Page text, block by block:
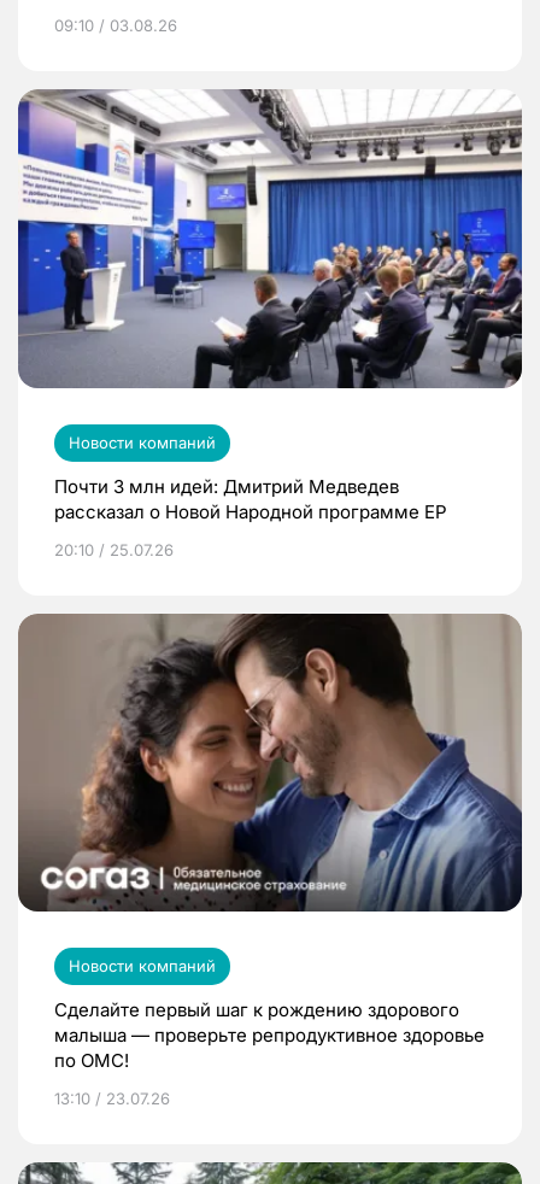
09:10 / 03.08.26
Новости компаний
Почти 3 млн идей: Дмитрий Медведев
рассказал о Новой Народной программе ЕР
20:10 / 25.07.26
Новости компаний
Сделайте первый шаг к рождению здорового
малыша — проверьте репродуктивное здоровье
по ОМС!
13:10 / 23.07.26